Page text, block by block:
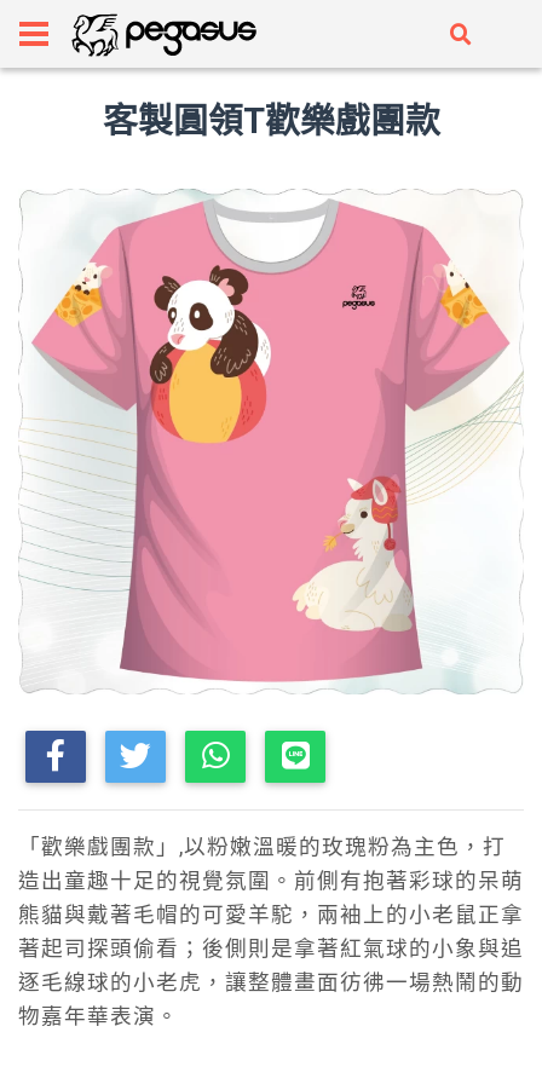
客製圓領T歡樂戲團款
「歡樂戲團款」,以粉嫩溫暖的玫瑰粉為主色，打
造出童趣十足的視覺氛圍。前側有抱著彩球的呆萌
熊貓與戴著毛帽的可愛羊駝，兩袖上的小老鼠正拿
著起司探頭偷看；後側則是拿著紅氣球的小象與追
逐毛線球的小老虎，讓整體畫面彷彿一場熱鬧的動
物嘉年華表演。